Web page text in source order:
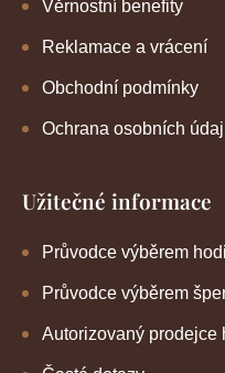
Věrnostní benefity
Reklamace a vrácení
Obchodní podmínky
Ochrana osobních
Užitečné informace
Průvodce výběrem
Průvodce výběrem
Autorizovaný prodejce